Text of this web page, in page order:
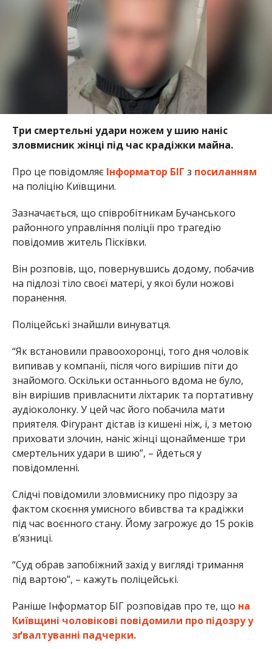
Три смертельні удари ножем у шию наніс
зловмисник жінці під час крадіжки майна.
Про це повідомляє Інформатор БІГ з посиланням
на поліцію Київщини.
Зазначається, що співробітникам Бучанського
районного управління поліції про трагедію
повідомив житель Пісківки.
Він розповів, що, повернувшись додому, побачив
на підлозі тіло своєї матері, у якої були ножові
поранення.
Поліцейські знайшли винуватця.
“Як встановили правоохоронці, того дня чоловік
випивав у компанії, після чого вирішив піти до
знайомого. Оскільки останнього вдома не було,
він вирішив привласнити ліхтарик та портативну
аудіоколонку. У цей час його побачила мати
приятеля. Фігурант дістав із кишені ніж, і, з метою
приховати злочин, наніс жінці щонайменше три
смертельних удари в шию”, – йдеться у
повідомленні.
Слідчі повідомили зловмиснику про підозру за
фактом скоєння умисного вбивства та крадіжки
під час воєнного стану. Йому загрожує до 15 років
в’язниці.
“Суд обрав запобіжний захід у вигляді тримання
під вартою”, – кажуть поліцейські.
Раніше Інформатор БІГ розповідав про те, що на
Київщині чоловікові повідомили про підозру у
зґвалтуванні падчерки.